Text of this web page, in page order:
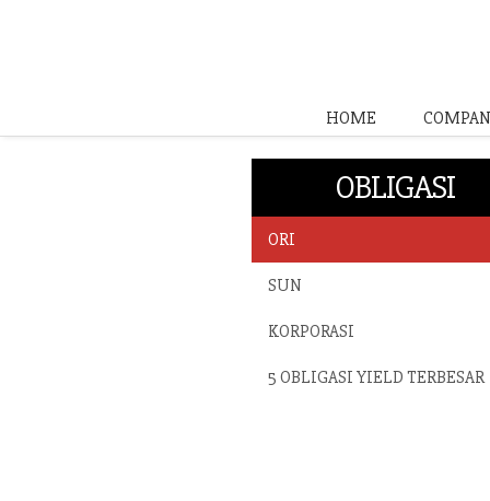
HOME
OBLIGASI
ORI
SUN
KORPORASI
5 OBLIGASI YIELD TERBESAR